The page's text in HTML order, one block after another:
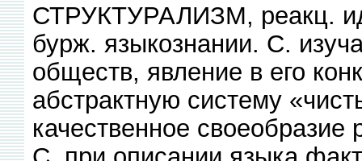
СТРУКТУРАЛИЗМ, реакц.
бурж. языкознании. С.
обществ, явление в его
абстрактную систему
качественное